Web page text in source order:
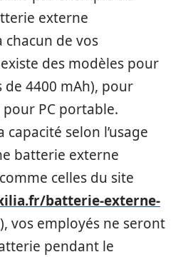
externe
chacun de vos
des modèles pour
4400 mAh), pour
PC portable.
capacité selon l’usage
batterie externe
celles du site
batterie-externe-
), vos employés ne seront
pendant le